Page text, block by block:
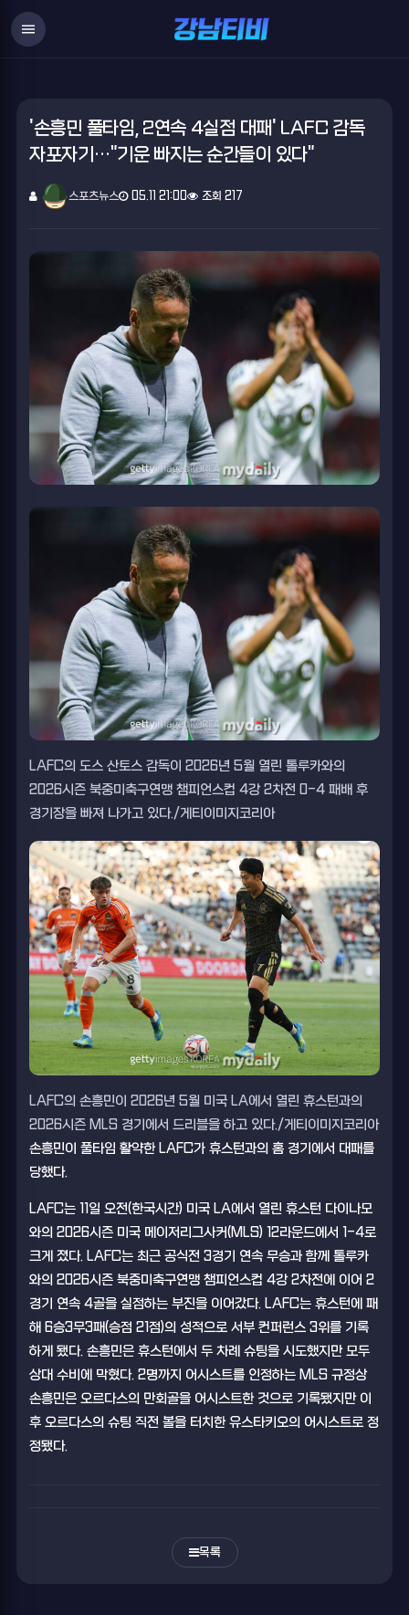
menu
'손흥민 풀타임, 2연속 4실점 대패' LAFC 감독
자포자기…"기운 빠지는 순간들이 있다"
스포츠뉴스 05.11 21:00 조회 217
LAFC의 도스 산토스 감독이 2026년 5월 열린 톨루카와의
2026시즌 북중미축구연맹 챔피언스컵 4강 2차전 0-4 패배 후
경기장을 빠져 나가고 있다./게티이미지코리아
LAFC의 손흥민이 2026년 5월 미국 LA에서 열린 휴스턴과의
2026시즌 MLS 경기에서 드리블을 하고 있다./게티이미지코리아
손흥민이 풀타임 활약한 LAFC가 휴스턴과의 홈 경기에서 대패를
당했다.
LAFC는 11일 오전(한국시간) 미국 LA에서 열린 휴스턴 다이나모
와의 2026시즌 미국 메이저리그사커(MLS) 12라운드에서 1-4로
크게 졌다. LAFC는 최근 공식전 3경기 연속 무승과 함께 톨루카
와의 2026시즌 북중미축구연맹 챔피언스컵 4강 2차전에 이어 2
경기 연속 4골을 실점하는 부진을 이어갔다. LAFC는 휴스턴에 패
해 6승3무3패(승점 21점)의 성적으로 서부 컨퍼런스 3위를 기록
하게 됐다. 손흥민은 휴스턴에서 두 차례 슈팅을 시도했지만 모두
상대 수비에 막혔다. 2명까지 어시스트를 인정하는 MLS 규정상
손흥민은 오르다스의 만회골을 어시스트한 것으로 기록됐지만 이
후 오르다스의 슈팅 직전 볼을 터치한 유스타키오의 어시스트로 정
정됐다.
목록